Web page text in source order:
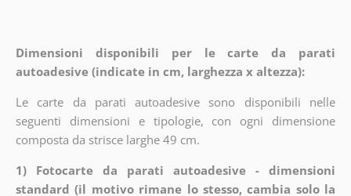
Dimensioni disponibili per le carte da parati
autoadesive (indicate in cm, larghezza x altezza):
Le carte da parati autoadesive sono disponibili nelle
seguenti dimensioni e tipologie, con ogni dimensione
composta da strisce larghe 49 cm.
1) Fotocarte da parati autoadesive - dimensioni
standard (il motivo rimane lo stesso, cambia solo la